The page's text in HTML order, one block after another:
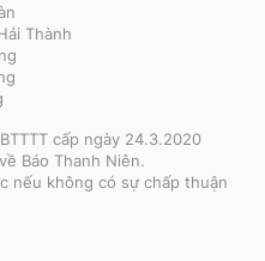
Thành
cấp ngày 24.3.2020
Báo Thanh Niên.
nếu không có sự chấp thuận